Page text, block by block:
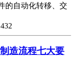
的自动化转移、交
造流程七大要